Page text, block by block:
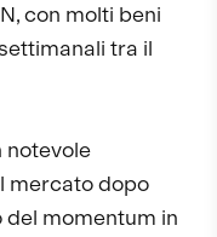
con molti beni
tra il
notevole
mercato dopo
momentum in